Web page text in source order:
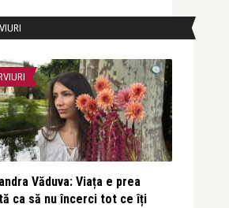
Văduva: Viața e prea
ca să nu încerci tot ce îți